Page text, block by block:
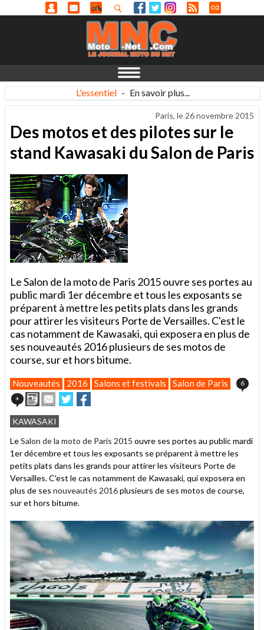
L'essentiel - En savoir plus...
Paris, le 26 novembre 2015
Des motos et des pilotes sur le
stand Kawasaki du Salon de Paris
Le Salon de la moto de Paris 2015 ouvre ses portes au
public mardi 1er décembre et tous les exposants se
préparent à mettre les petits plats dans les grands
pour attirer les visiteurs Porte de Versailles. C'est le
cas notamment de Kawasaki, qui exposera en plus de
ses nouveautés 2016 plusieurs de ses motos de
course, sur et hors bitume.
Nouveautés 2016 Salons et festivals Salon de Paris
6
+
ImprimerEnvoyer
cet
article
à
un
ami
Partager
sur
Twitter
sur
KAWASAKI
LeSalon de la moto de Paris 2015 ouvre ses portes au public mardi
1er décembre et tous les exposants se préparent à mettre les
petits plats dans les grands pour attirer les visiteurs Porte de
Versailles. C'est le cas notamment de Kawasaki, qui exposera en
plus de ses nouveautés 2016plusieurs de ses motos de course,
sur et hors bitume.